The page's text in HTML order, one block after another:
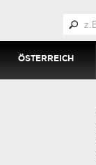
ÖSTERREICH